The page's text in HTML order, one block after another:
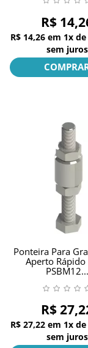
R$
R$ 14,26 em 1x de
sem juros
Ponteira Para
Aperto Rápido
PSBM12...
R$
R$ 27,22 em 1x de
sem juros